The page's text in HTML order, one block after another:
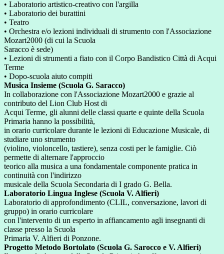
• Laboratorio artistico-creativo con l'argilla
• Laboratorio dei burattini
• Teatro
• Orchestra e/o lezioni individuali di strumento con l'Associazione
Mozart2000 (di cui la Scuola
Saracco è sede)
• Lezioni di strumenti a fiato con il Corpo Bandistico Città di Acqui
Terme
• Dopo-scuola aiuto compiti
Musica Insieme (Scuola G. Saracco)
In collaborazione con l'Associazione Mozart2000 e grazie al
contributo del Lion Club Host di
Acqui Terme, gli alunni delle classi quarte e quinte della Scuola
Primaria hanno la possibilità,
in orario curricolare durante le lezioni di Educazione Musicale, di
studiare uno strumento
(violino, violoncello, tastiere), senza costi per le famiglie. Ciò
permette di alternare l'approccio
teorico alla musica a una fondamentale componente pratica in
continuità con l'indirizzo
musicale della Scuola Secondaria di I grado G. Bella.
Laboratorio Lingua Inglese (Scuola V. Alfieri)
Laboratorio di approfondimento (CLIL, conversazione, lavori di
gruppo) in orario curricolare
con l'intervento di un esperto in affiancamento agli insegnanti di
classe presso la Scuola
Primaria V. Alfieri di Ponzone.
Progetto Metodo Bortolato (Scuola G. Sarocco e V. Alfieri)